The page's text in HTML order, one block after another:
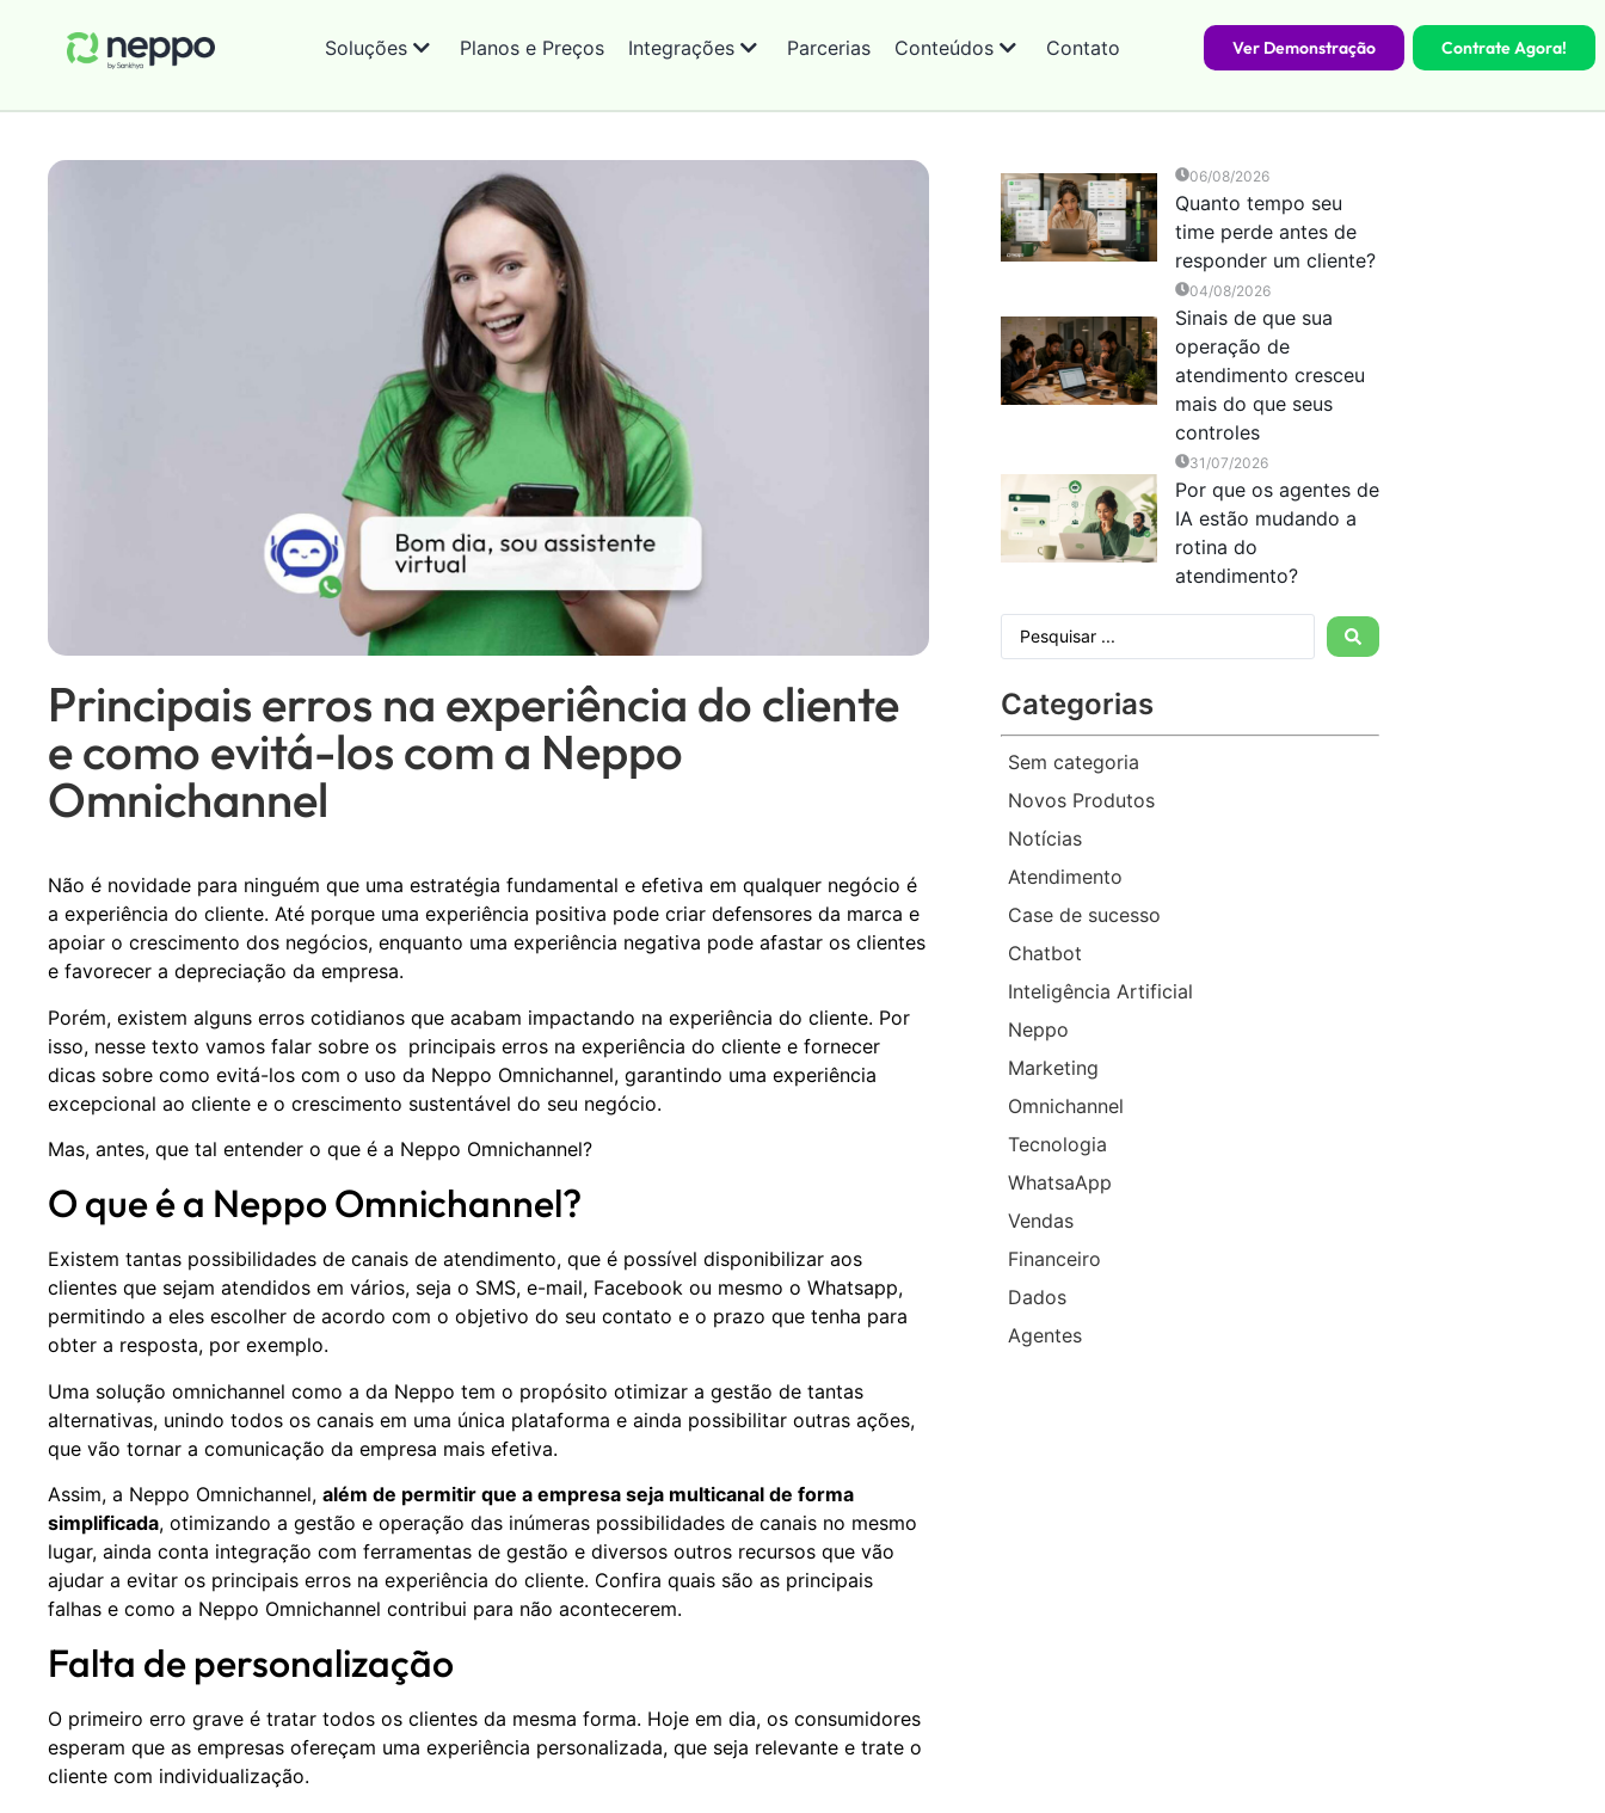
Soluções Planos e Preços Integrações Parcerias Conteúdos Contato Ver Demonstração Contrate Agora!
Principais erros na experiência do cliente
e como evitá-los com a Neppo
Omnichannel
Não é novidade para ninguém que uma estratégia fundamental e efetiva em qualquer negócio é
a experiência do cliente. Até porque uma experiência positiva pode criar defensores da marca e
apoiar o crescimento dos negócios, enquanto uma experiência negativa pode afastar os clientes
e favorecer a depreciação da empresa.
Porém, existem alguns erros cotidianos que acabam impactando na experiência do cliente. Por
isso, nesse texto vamos falar sobre os principais erros na experiência do cliente e fornecer
dicas sobre como evitá-los com o uso da Neppo Omnichannel, garantindo uma experiência
excepcional ao cliente e o crescimento sustentável do seu negócio.
Mas, antes, que tal entender o que é a Neppo Omnichannel?
O que é a Neppo Omnichannel?
Existem tantas possibilidades de canais de atendimento, que é possível disponibilizar aos
clientes que sejam atendidos em vários, seja o SMS, e-mail, Facebook ou mesmo o Whatsapp,
permitindo a eles escolher de acordo com o objetivo do seu contato e o prazo que tenha para
obter a resposta, por exemplo.
Uma solução omnichannel como a da Neppo tem o propósito otimizar a gestão de tantas
alternativas, unindo todos os canais em uma única plataforma e ainda possibilitar outras ações,
que vão tornar a comunicação da empresa mais efetiva.
Assim, a Neppo Omnichannel, além de permitir que a empresa seja multicanal de forma
simplificada, otimizando a gestão e operação das inúmeras possibilidades de canais no mesmo
lugar, ainda conta integração com ferramentas de gestão e diversos outros recursos que vão
ajudar a evitar os principais erros na experiência do cliente. Confira quais são as principais
falhas e como a Neppo Omnichannel contribui para não acontecerem.
Falta de personalização
O primeiro erro grave é tratar todos os clientes da mesma forma. Hoje em dia, os consumidores
esperam que as empresas ofereçam uma experiência personalizada, que seja relevante e trate o
cliente com individualização.
06/08/2026
Quanto tempo seu
time perde antes de
responder um cliente?
04/08/2026
Sinais de que sua
operação de
atendimento cresceu
mais do que seus
controles
31/07/2026
Por que os agentes de
IA estão mudando a
rotina do
atendimento?
Categorias
Sem categoria
Novos Produtos
Notícias
Atendimento
Case de sucesso
Chatbot
Inteligência Artificial
Neppo
Marketing
Omnichannel
Tecnologia
WhatsaApp
Vendas
Financeiro
Dados
Agentes